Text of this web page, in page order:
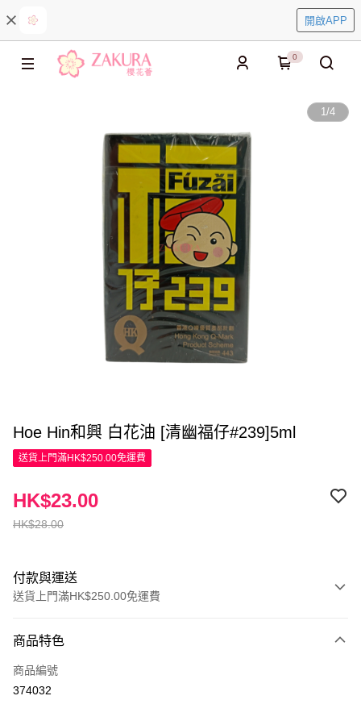
開啟APP
0
1/4
Hoe Hin和興 白花油 [清幽福仔#239]5ml
送貨上門滿HK$250.00免運費
HK$28.00
HK$23.00
付款與運送
送貨上門滿HK$250.00免運費
信用卡
Apple Pay
商品特色
商品編號
374032